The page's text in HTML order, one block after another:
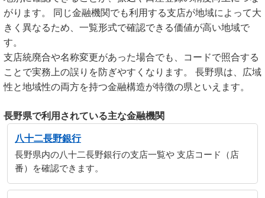
がります。 同じ金融機関でも利用する支店が地域によって大
きく異なるため、一覧形式で確認できる価値が高い地域で
す。
支店統廃合や名称変更があった場合でも、コードで照合する
ことで実務上の誤りを防ぎやすくなります。 長野県は、広域
性と地域性の両方を持つ金融構造が特徴の県といえます。
長野県で利用されている主な金融機関
八十二長野銀行
長野県内の八十二長野銀行の支店一覧や 支店コード（店
番）を確認できます。